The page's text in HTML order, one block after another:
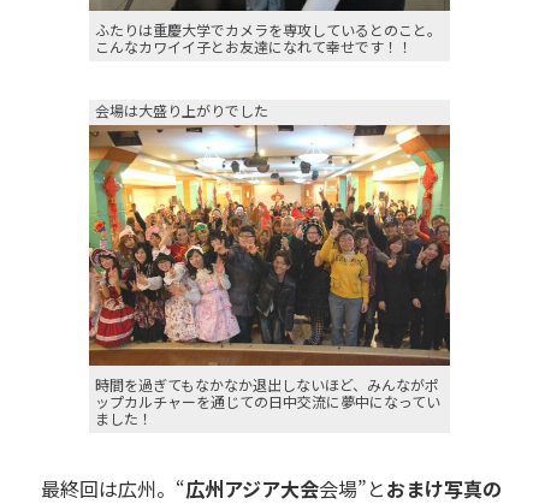
ふたりは重慶大学でカメラを専攻しているとのこと。
こんなカワイイ子とお友達になれて幸せです！！
会場は大盛り上がりでした
時間を過ぎてもなかなか退出しないほど、みんながポ
ップカルチャーを通じての日中交流に夢中になってい
ました！
最終回は広州。“広州アジア大会会場”とおまけ写真の